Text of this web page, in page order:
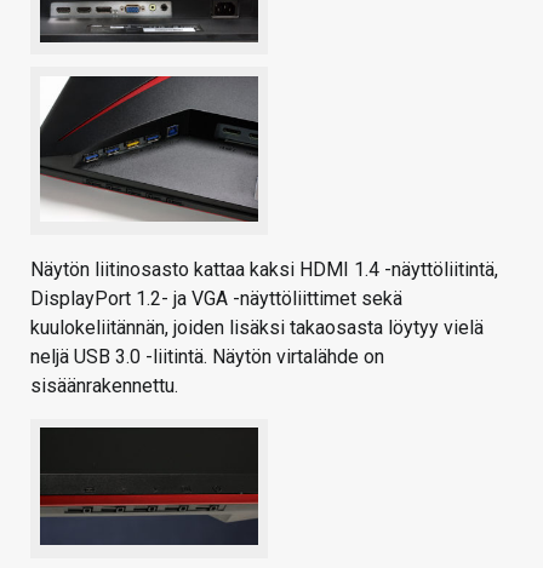
Näytön liitinosasto kattaa kaksi HDMI 1.4 -näyttöliitintä,
DisplayPort 1.2- ja VGA -näyttöliittimet sekä
kuulokeliitännän, joiden lisäksi takaosasta löytyy vielä
neljä USB 3.0 -liitintä. Näytön virtalähde on
sisäänrakennettu.